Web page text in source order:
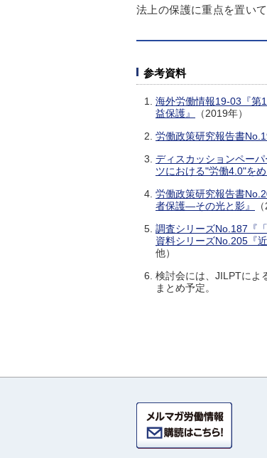
法上の保護に重点を置い
参考資料
海外労働情報19-03『第
益保護』
（2019年）
労働政策研究報告書
ディスカッションペー
ツにおける"労働4.0"を
労働政策研究報告書
者保護―その光と影』
調査シリーズNo.187『
資料シリーズNo.205『
他）
検討会には、JILPTによ
まとめ予定。